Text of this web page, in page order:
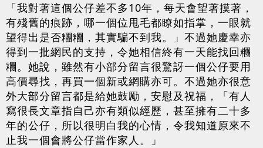
「我對著這個公仔差不多10年，每天會望著摸著，
有殘舊的痕跡，哪一個位甩毛都瞭如指掌，一眼就
望得出是否糰糰，其實騙不到我。」不過她慶幸亦
得到一批網民的支持，令她相信終有一天能找回糰
糰。她說，雖然有小部分留言很驚訝一個公仔要用
高價尋找，再買一個新或網購亦可。不過她亦很意
外大部分留言都是給她鼓勵，安慰及祝福，「有人
寫很長文章指自己亦有類似經歷，甚至擁有二十多
年的公仔，所以很明白我的心情，令我知道原來不
止我一個會將公仔當作家人。」